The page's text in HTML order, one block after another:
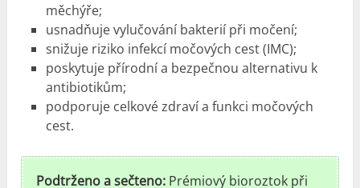
měchýře;
usnadňuje vylučování bakterií při močení;
snižuje riziko infekcí močových cest (IMC);
poskytuje přírodní a bezpečnou alternativu k
antibiotikům;
podporuje celkové zdraví a funkci močových
cest.
Podtrženo a sečteno: Prémiový bioroztok při